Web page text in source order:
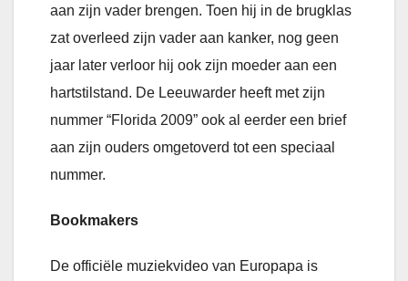
aan zijn vader brengen. Toen hij in de brugklas
zat overleed zijn vader aan kanker, nog geen
jaar later verloor hij ook zijn moeder aan een
hartstilstand. De Leeuwarder heeft met zijn
nummer “Florida 2009” ook al eerder een brief
aan zijn ouders omgetoverd tot een speciaal
nummer.
Bookmakers
De officiële muziekvideo van Europapa is